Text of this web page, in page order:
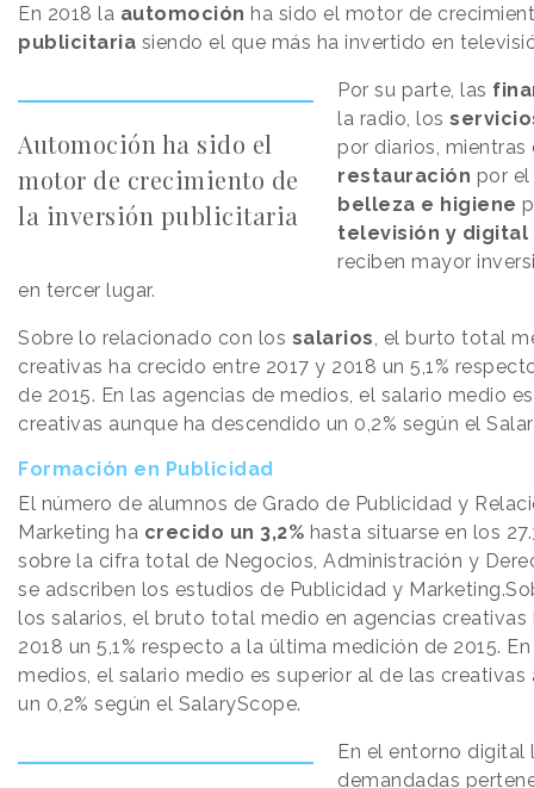
En 2018 la automoción ha sido el motor de
publicitaria siendo el que más ha invertido en
Automoción ha sido el
motor de crecimiento de
la inversión publicitaria
Por su parte, las
la radio, los
por diarios,
restauración por
belleza e higiene
televisión y digital
reciben mayor
en tercer lugar.
Sobre lo relacionado con los salarios , el burto total
creativas ha crecido entre 2017 y 2018 un 5,1%
de 2015. En las agencias de medios, el salario medio
creativas aunque ha descendido un 0,2% según el
Formación en Publicidad
El número de alumnos de Grado de Publicidad y
Marketing ha crecido un 3,2% hasta situarse en los
sobre la cifra total de Negocios, Administración y
se adscriben los estudios de Publicidad y
los salarios, el bruto total medio en agencias creativas
2018 un 5,1% respecto a la última medición de 2015.
medios, el salario medio es superior al de las
un 0,2% según el SalaryScope.
En el entorno digital
demandadas